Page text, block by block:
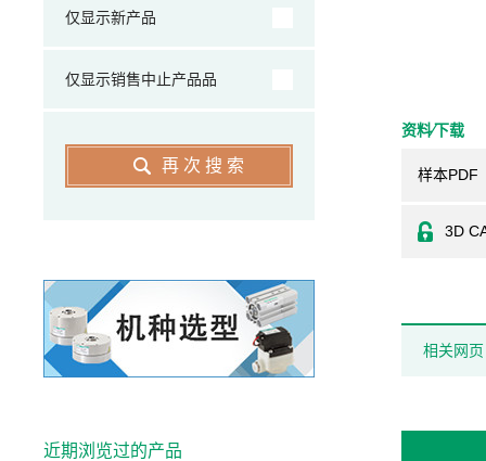
资料⁄下载
样本PDF
3D
相关网页
仅显示新产品
仅显示销售中止产品品
再次搜索
近期浏览过的产品